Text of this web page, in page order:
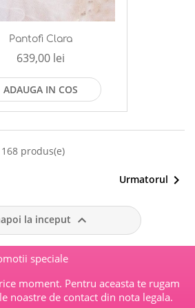
Pantofi Clara
639,00 lei
ADAUGA IN COS
produs(e)
Urmatorul 
la inceput 
speciale
moment. Pentru aceasta te rugam
noastre de contact din nota legala.